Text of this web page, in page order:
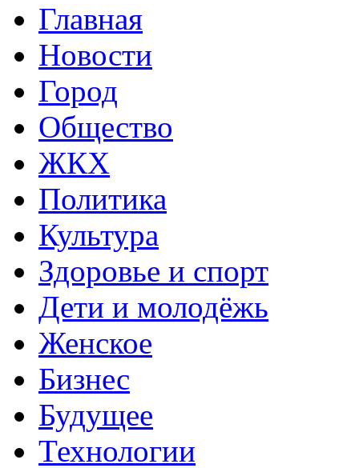
Главная
Новости
Город
Общество
ЖКХ
Политика
Культура
Здоровье и спорт
Дети и молодёжь
Женское
Бизнес
Будущее
Технологии